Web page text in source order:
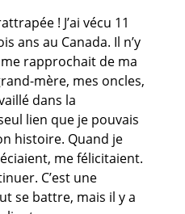
! J’ai vécu 11
ans au Canada. Il n’y
rapprochait de ma
mère, mes oncles,
dans la
lien que je pouvais
histoire. Quand je
me félicitaient.
C’est une
se battre, mais il y a